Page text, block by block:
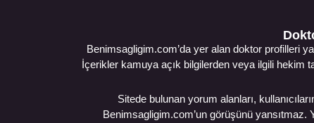
Benimsagligim.com’da yer alan doktor profilleri
İçerikler kamuya açık bilgilerden veya ilgili hekim
Sitede bulunan yorum alanları,
Benimsagligim.com’un görüşünü yansıtmaz.